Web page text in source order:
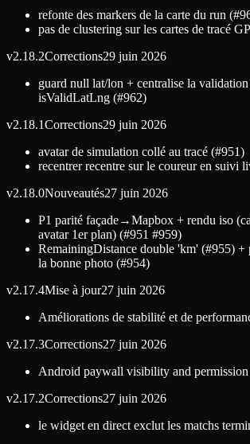
refonte des markers de la carte du run
pas de clustering sur les cartes de tracé
v2.18.2Corrections29 juin 2026
guard null lat/lon + centralise la
isValidLatLng (#962)
v2.18.1Corrections29 juin 2026
avatar de simulation collé au tracé (#951)
recentrer recentre sur le coureur en suivi
v2.18.0Nouveautés27 juin 2026
P1 parité façade→Mapbox + rendu iso
avatar 1er plan) (#951 #959)
RemainingDistance double 'km' (#955) +
la bonne photo (#954)
v2.17.4Mise à jour27 juin 2026
Améliorations de stabilité et de
v2.17.3Corrections27 juin 2026
Android paywall visibility and
v2.17.2Corrections27 juin 2026
le widget en direct exclut les matchs